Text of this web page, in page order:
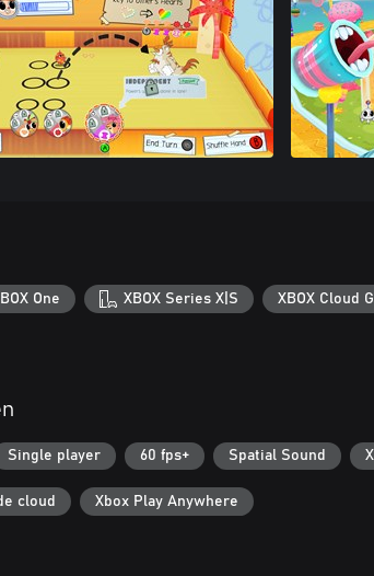
One XBOX Series X|S XBOX Cloud
Single player 60 fps+ Spatial Sound
cloud Xbox Play Anywhere